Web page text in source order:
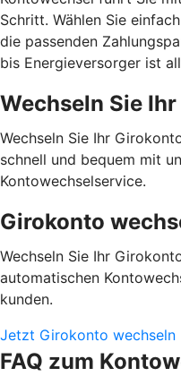
Schritt. Wählen Sie
die passenden
bis Energieversorger ist
Wechseln Sie
Wechseln Sie Ihr
schnell und bequem mit
Kontowechselservice.
Girokonto
Wechseln Sie Ihr
automatischen
kunden.
Jetzt Girokonto wechseln
FAQ zum